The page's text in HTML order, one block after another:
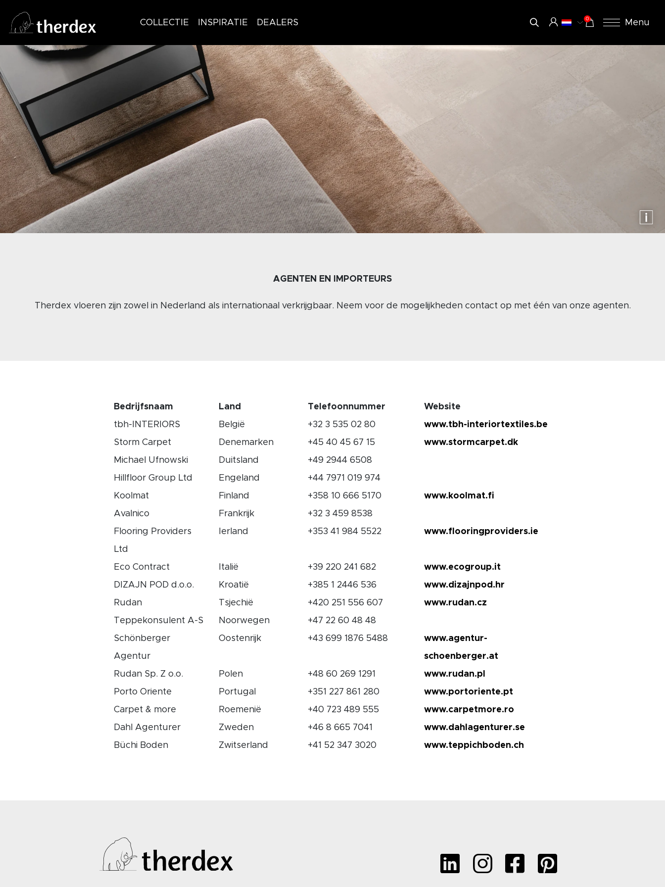
COLLECTIE INSPIRATIE DEALERS 0 Menu
AGENTEN EN IMPORTEURS
Therdex vloeren zijn zowel in Nederland als internationaal verkrijgbaar. Neem voor de mogelijkheden contact op met één van onze agenten.
Bedrijfsnaam Land Telefoonnummer
Website
tbh-INTERIORS
België +32 3 535 02 80
www.tbh-interiortextiles.be
Storm Carpet
Denemarken +45 40 45 67 15
www.stormcarpet.dk
Michael Ufnowski
Duitsland
+49 2944 6508
Hillfloor Group Ltd
Engeland
+44 7971 019 974
Koolmat
Finland +358 10 666 5170
www.koolmat.fi
Avalnico
Frankrijk
+32 3 459 8538
Flooring Providers
Ltd
Ierland +353 41 984 5522 www.flooringproviders.ie
Eco Contract Italië +39 220 241 682 www.ecogroup.it
DIZAJN POD d.o.o.
Kroatië +385 1 2446 536
www.dizajnpod.hr
Rudan
Tsjechië +420 251 556 607
www.rudan.cz
Teppekonsulent A-S
Noorwegen
+47 22 60 48 48
Schönberger
Agentur
Oostenrijk +43 699 1876 5488
www.agentur-
schoenberger.at
Rudan Sp. Z o.o.
Polen +48 60 269 1291
www.rudan.pl
Porto Oriente
Portugal +351 227 861 280
www.portoriente.pt
Carpet & more
Roemenië +40 723 489 555
www.carpetmore.ro
Dahl Agenturer
Zweden +46 8 665 7041
www.dahlagenturer.se
Büchi Boden
Zwitserland +41 52 347 3020 www.teppichboden.ch